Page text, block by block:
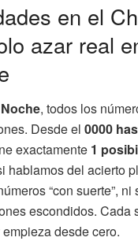
en el
azar real
, todos los
Desde el 0000
exactamente 1
hablamos del acierto
“con suerte”,
escondidos. Cada
desde cero.